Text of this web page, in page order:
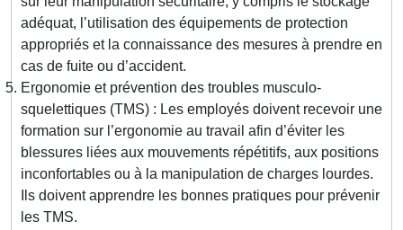
adéquat, l’utilisation des équipements de protection
appropriés et la connaissance des mesures à prendre en
cas de fuite ou d’accident.
Ergonomie et prévention des troubles musculo-
squelettiques (TMS) : Les employés doivent recevoir une
formation sur l’ergonomie au travail afin d’éviter les
blessures liées aux mouvements répétitifs, aux positions
inconfortables ou à la manipulation de charges lourdes.
Ils doivent apprendre les bonnes pratiques pour prévenir
les TMS.